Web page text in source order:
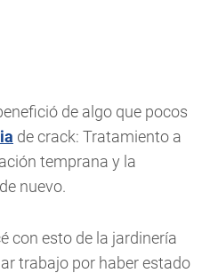
de algo que pocos
de crack: Tratamiento a
temprana y la
nuevo.
con esto de la jardinería
trabajo por haber estado